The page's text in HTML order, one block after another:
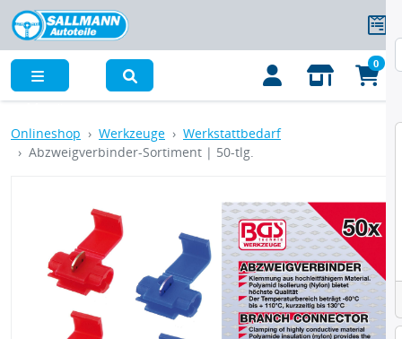
0
Onlineshop Werkzeuge
Werkstattbedarf
Abzweigverbinder-Sortiment | 50-tlg.